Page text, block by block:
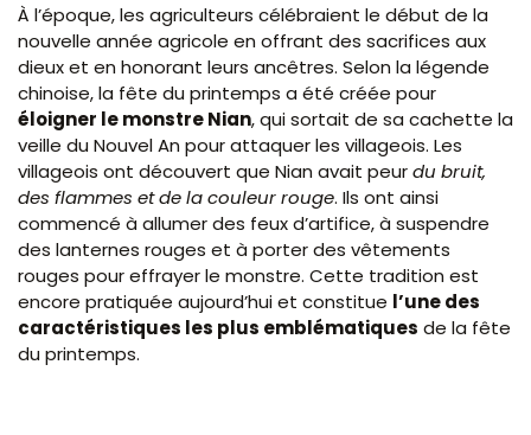
À l’époque, les agriculteurs célébraient le début de la
nouvelle année agricole en offrant des sacrifices aux
dieux et en honorant leurs ancêtres. Selon la légende
chinoise, la fête du printemps a été créée pour
éloigner le monstre Nian, qui sortait de sa cachette la
veille du Nouvel An pour attaquer les villageois. Les
villageois ont découvert que Nian avait peurdu bruit,
des flammes et de la couleur rouge. Ils ont ainsi
commencé à allumer des feux d’artifice, à suspendre
des lanternes rouges et à porter des vêtements
rouges pour effrayer le monstre. Cette tradition est
encore pratiquée aujourd’hui et constitue l’une des
caractéristiques les plus emblématiques de la fête
du printemps.